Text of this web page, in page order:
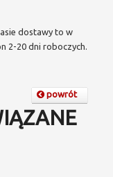
dostawy to w
2-20 dni roboczych.
powrót